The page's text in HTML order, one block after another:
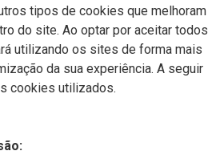
tipos de cookies que melhoram
do site. Ao optar por aceitar todos
utilizando os sites de forma mais
da sua experiência. A seguir
cookies utilizados.